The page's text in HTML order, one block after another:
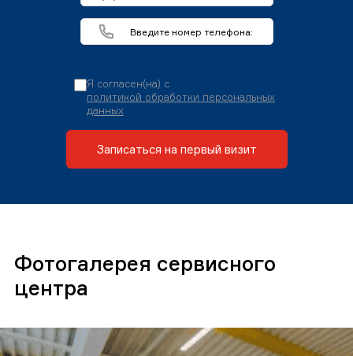
Я согласен(на) с
политикой обработки персональных
данных
Записаться на первый визит
Фотогалерея сервисного
центра